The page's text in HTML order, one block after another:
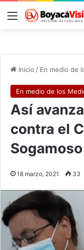
Menú
Inicio / En medio de
En medio de los
Así
contra el
Sogamoso
18 marzo, 2021 33